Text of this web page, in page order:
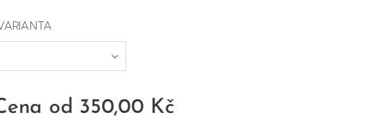
od 350,00 Kč